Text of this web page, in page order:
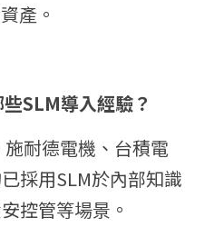
產。
SLM導入經驗？
耐德電機、台積電
採用SLM於內部知識
控管等場景。